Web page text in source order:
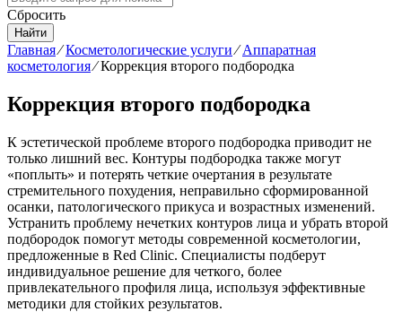
Сбросить
Найти
Главная⁄Косметологические услуги⁄Аппаратная
косметология⁄Коррекция второго подбородка
Коррекция второго подбородка
К эстетической проблеме второго подбородка приводит не
только лишний вес. Контуры подбородка также могут
«поплыть» и потерять четкие очертания в результате
стремительного похудения, неправильно сформированной
осанки, патологического прикуса и возрастных изменений.
Устранить проблему нечетких контуров лица и убрать второй
подбородок помогут методы современной косметологии,
предложенные в Red Clinic. Специалисты подберут
индивидуальное решение для четкого, более
привлекательного профиля лица, используя эффективные
методики для стойких результатов.